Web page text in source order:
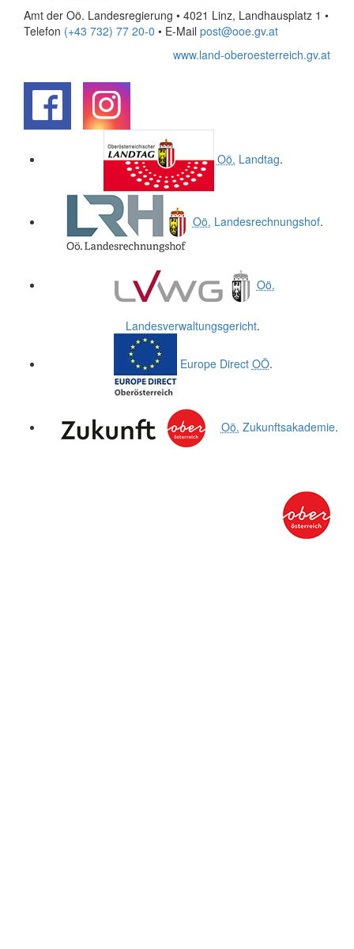
Amt der Oö. Landesregierung • 4021 Linz, Landhausplatz 1 •
Telefon (+43 732) 77 20-0 • E-Mail post@ooe.gv.at
www.land-oberoesterreich.gv.at
Oö. Landtag.
Oö. Landesrechnungshof.
Oö.
Landesverwaltungsgericht.
Europe Direct OÖ.
Oö. Zukunftsakademie.